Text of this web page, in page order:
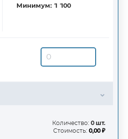
Минимум: 1 100
Количество: 0 шт.
Стоимость: 0,00 ₽